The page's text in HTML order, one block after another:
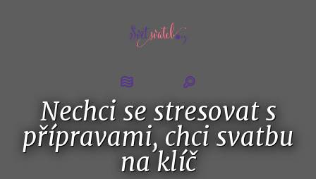
Nechci se stresovat s
přípravami, chci svatbu
na klíč